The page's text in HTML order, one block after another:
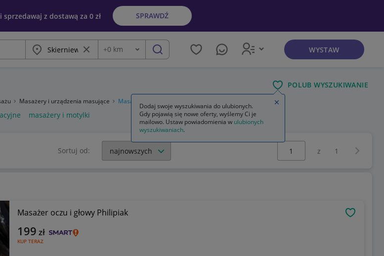
z dostawą za 0 zł SPRAWDŹ
Miasto Wyczyść frazę
Odległość
+0 km szukaj WYSTAW
POLUB WYSZUKIWANIE
Masażery i urządzenia masujące Masażery
masażery i motylki
Sortuj od:
Wybierz stronę:
z 1
Masażer oczu i głowy Philipiak
KUP TERAZ
199 zł
Dodaj swoje wyszukiwania do ulubionych.
Gdy pojawią się nowe oferty, wyślemy Ci je
mailowo. Ustaw powiadomienia w ulubionych
wyszukiwaniach.
Zamknij wskazówkę